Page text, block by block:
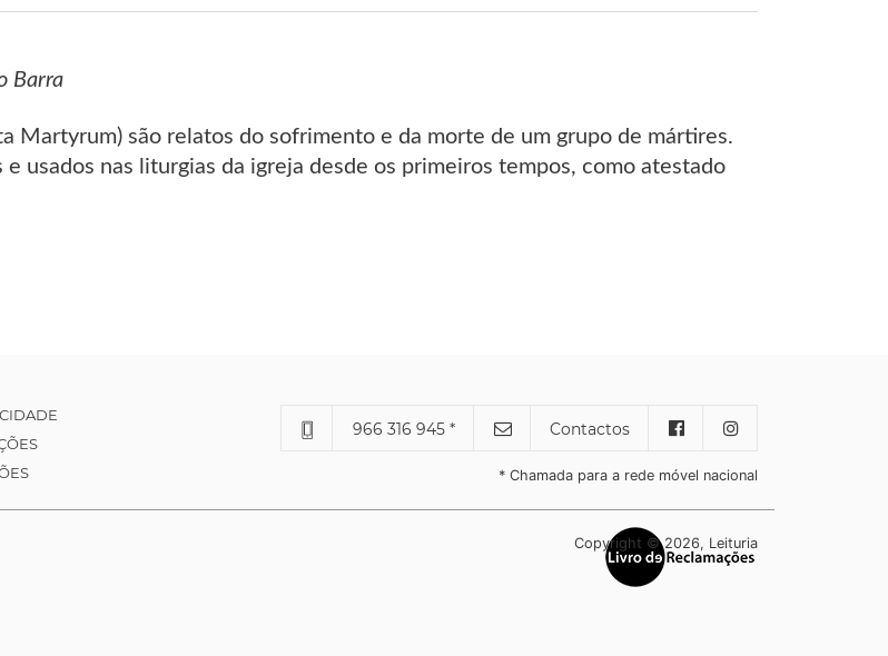
Barra
Martyrum) são relatos do sofrimento e da morte de um grupo de mártires.
e usados nas liturgias da igreja desde os primeiros tempos, como atestado
966 316 945 * Contactos
* Chamada para a rede móvel nacional
Copyright © 2026, Leituria